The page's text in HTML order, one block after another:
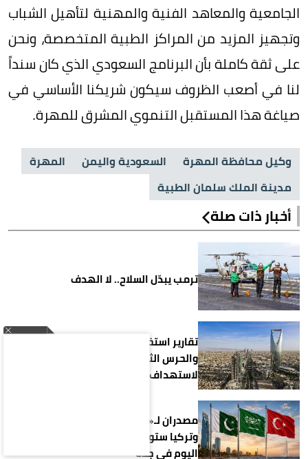
الجامعية والمعاهد الفنية والمهنية لتأهيل الشباب
وتجهيز المزيد من المراكز الطبية المتخصصة، ونحن
على ثقة كاملة بأن البرنامج السعودي الذي كان سنداً
لنا في أصعب الظروف سيكون شريكنا الأساسي في
صياغة هذا المستقبل التنموي المشرق للمهرة.
وكيل محافظة المهرة السعودية واليمن
المهرة
مدينة الملك سلمان الطبية
أخبار ذات صلة
ترمب يبدّل السلاح.. لا الهدف
تقارير استخباراتية : تنسيق بين الحوثيين
والحرس الثوري ومليشيات عراقية
لاستهداف السعودية
مصدران لـ«رويترز»: السعودية وباكستان
وتركيا ستوقع اتفاقية «دفاع مشترك»
اليوم في جدة